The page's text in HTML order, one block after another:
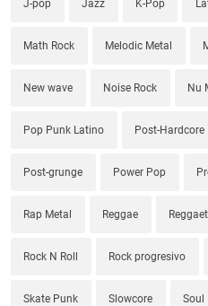
J-pop Jazz K-Pop
Math Rock Melodic Metal
New wave Noise Rock Nu
Pop Punk Latino Post-Hardcore
Post-grunge Power Pop
Rap Metal Reggae
Rock N Roll Rock progresivo
Skate Punk Slowcore Soul